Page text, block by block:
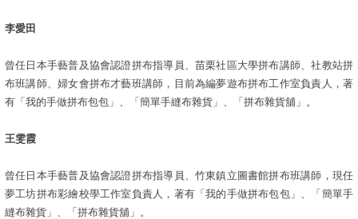
李愛田
曾任日本手藝普及協會認證拼布指導員、苗栗社區大學拼布講師、社教站拼
布班講師、婦女會拼布才藝班講師，目前為編夢遊布拼布工作室負責人，著
有「我的手做拼布包包」、「簡單手縫布雜貨」、「拼布雜貨舖」。
王雯霞
曾任日本手藝普及協會認證拼布指導員、竹東鎮立圖書館拼布班講師，現任
夢工坊拼布彩繪校學工作室負責人，著有「我的手做拼布包包」、「簡單手
縫布雜貨」、「拼布雜貨舖」。